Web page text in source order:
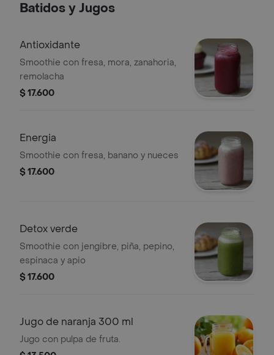
Batidos y Jugos
Antioxidante
Smoothie con fresa, mora, zanahoria,
remolacha
$ 17.600
Energia
Smoothie con fresa, banano y nueces
$ 17.600
Detox verde
Smoothie con jengibre, piña, pepino,
espinaca y apio
$ 17.600
Jugo de naranja 300 ml
Jugo con pulpa de fruta.